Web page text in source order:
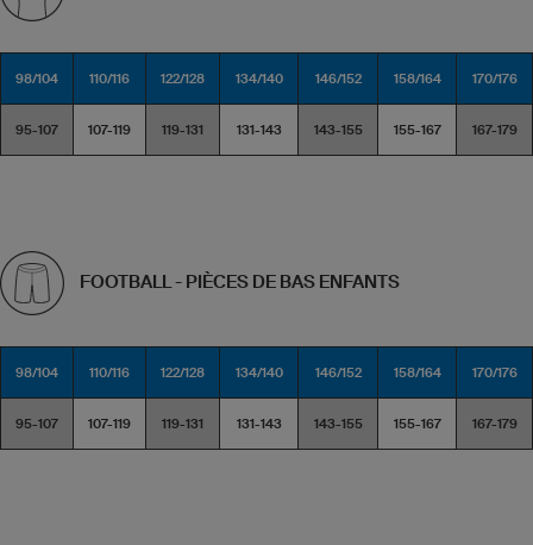
98/104 110/116 122/128 134/140 146/152 158/164 170/176
95-107 107-119 119-131 131-143 143-155 155-167 167-179
FOOTBALL - PIÈCES DE BAS ENFANTS
98/104 110/116 122/128 134/140 146/152 158/164 170/176
95-107 107-119 119-131 131-143 143-155 155-167 167-179